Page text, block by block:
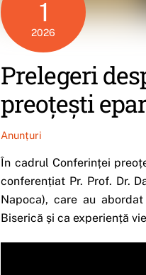
1
2026
Prelegeri
preoțești
Anunțuri
În cadrul Conferinței
conferențiat Pr. Prof. Dr.
Napoca), care au
Biserică și ca experiență